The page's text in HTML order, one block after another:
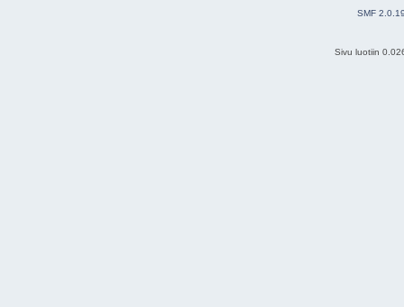
SMF
Sivu luotiin